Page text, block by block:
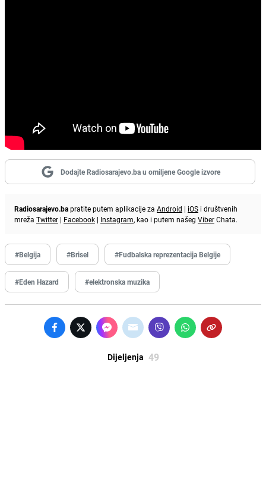
Dodajte Radiosarajevo.ba u omiljene Google izvore
Radiosarajevo.bapratite putem aplikacije za Android | iOS i društvenih
mreža Twitter | Facebook | Instagram, kao i putem našeg ViberChata.
#Belgija #Brisel #Fudbalska reprezentacija Belgije
#Eden Hazard #elektronska muzika
Dijeljenja 49